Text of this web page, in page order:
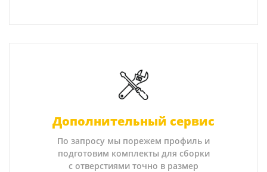
Дополнительный сервис
По запросу мы порежем профиль и
подготовим комплекты для сборки
с отверстиями точно в размер